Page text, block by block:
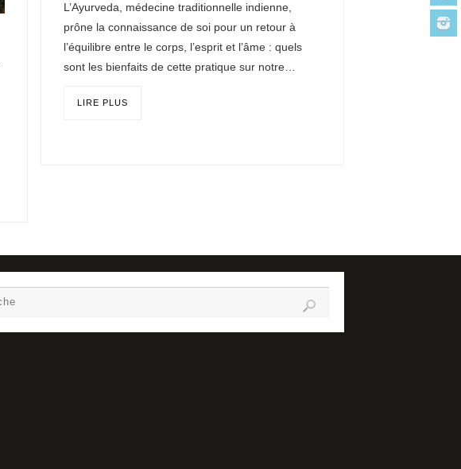
L’Ayurveda, médecine traditionnelle indienne,
prône la connaissance de soi pour un retour à
l’équilibre entre le corps, l’esprit et l’âme : quels
sont les bienfaits de cette pratique sur notre…
LIRE PLUS